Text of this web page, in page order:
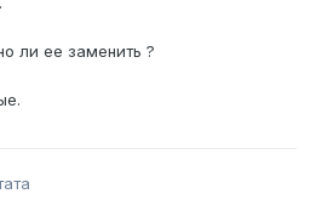
ли ее заменить ?